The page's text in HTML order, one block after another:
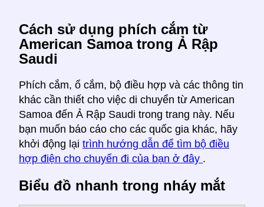
Cách sử dụng phích cắm từ
American Samoa trong Ả Rập
Saudi
Phích cắm, ổ cắm, bộ điều hợp và các thông tin
khác cần thiết cho việc di chuyển từ American
Samoa đến Ả Rập Saudi trong trang này. Nếu
bạn muốn báo cáo cho các quốc gia khác, hãy
khởi động lại trình hướng dẫn để tìm bộ điều
hợp điện cho chuyến đi của bạn ở đây .
Biểu đồ nhanh trong nháy mắt